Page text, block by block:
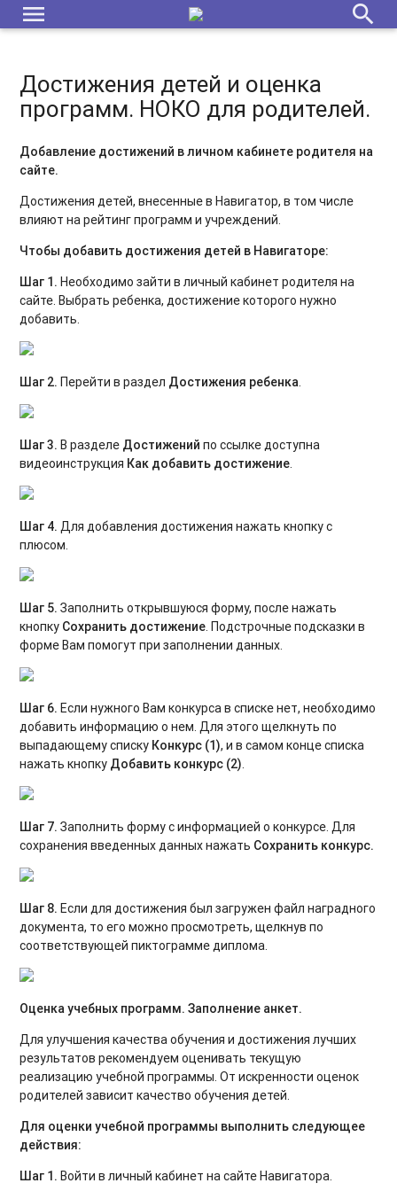
menu search
Достижения детей и оценка
программ. НОКО для родителей.
Добавление достижений в личном кабинете родителя на
сайте.
Достижения детей, внесенные в Навигатор, в том числе
влияют на рейтинг программ и учреждений.
Чтобы добавить достижения детей в Навигаторе:
Шаг 1.Необходимо зайти в личный кабинет родителя на
сайте. Выбрать ребенка, достижение которого нужно
добавить.
Шаг 2.Перейти в раздел Достижения ребенка.
Шаг 3. В разделе Достижений по ссылке доступна
видеоинструкция Как добавить достижение.
Шаг 4.Для добавления достижения нажать кнопку с
плюсом.
Шаг 5.Заполнить открывшуюся форму, после нажать
кнопку Сохранить достижение. Подстрочные подсказки в
форме Вам помогут при заполнении данных.
Шаг 6. Если нужного Вам конкурса в списке нет, необходимо
добавить информацию о нем. Для этого щелкнуть по
выпадающему списку Конкурс (1), и в самом конце списка
нажать кнопку Добавить конкурс (2).
Шаг 7.Заполнить форму с информацией о конкурсе. Для
сохранения введенных данных нажать Сохранить конкурс.
Шаг 8. Если для достижения был загружен файл наградного
документа, то его можно просмотреть, щелкнув по
соответствующей пиктограмме диплома.
Оценка учебных программ. Заполнение анкет.
Для улучшения качества обучения и достижения лучших
результатов рекомендуем оценивать текущую
реализацию учебной программы. От искренности оценок
родителей зависит качество обучения детей.
Для оценки учебной программы выполнить следующее
действия:
Шаг 1. Войти в личный кабинет на сайте Навигатора.